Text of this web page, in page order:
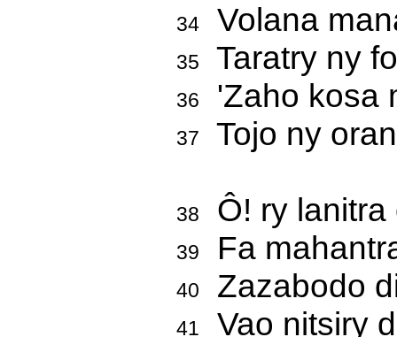
34Volana
35 Taratry ny
36 'Zaho kosa
37 Tojo ny
38 Ô! ry lanitra
39 Fa
40 Zazabodo
41 Vao nitsiry